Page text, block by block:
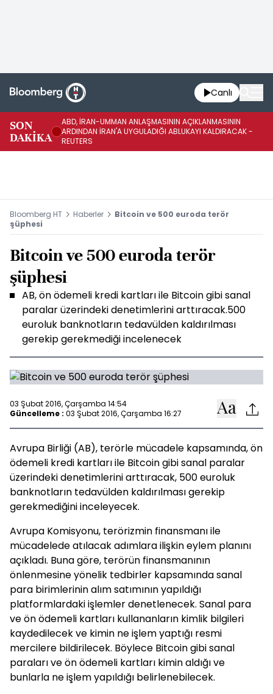
Canlı
SON
DAKİKA
ABD, İRAN-UMMAN ANLAŞMASININ AÇIKLANMASININ
ARDINDAN İRAN'A UYGULADIĞI ABLUKAYI KALDIRACAK -
REUTERS
Bloomberg HT Haberler
Bitcoin ve 500 euroda terör
şüphesi
Bitcoin ve 500 euroda terör
şüphesi
AB, ön ödemeli kredi kartları ile Bitcoin gibi sanal
paralar üzerindeki denetimlerini arttıracak.500
euroluk banknotların tedavülden kaldırılması
gerekip gerekmediği incelenecek
03 Şubat 2016, Çarşamba 14:54
Güncelleme : 03 Şubat 2016, Çarşamba 16:27
Avrupa Birliği (AB), terörle mücadele kapsamında, ön
ödemeli kredi kartları ile Bitcoin gibi sanal paralar
üzerindeki denetimlerini arttıracak, 500 euroluk
banknotların tedavülden kaldırılması gerekip
gerekmediğini inceleyecek.
Avrupa Komisyonu, terörizmin finansmanı ile
mücadelede atılacak adımlara ilişkin eylem planını
açıkladı. Buna göre, terörün finansmanının
önlenmesine yönelik tedbirler kapsamında sanal
para birimlerinin alım satımının yapıldığı
platformlardaki işlemler denetlenecek. Sanal para
ve ön ödemeli kartları kullananların kimlik bilgileri
kaydedilecek ve kimin ne işlem yaptığı resmi
mercilere bildirilecek. Böylece Bitcoin gibi sanal
paraları ve ön ödemeli kartları kimin aldığı ve
bunlarla ne işlem yapıldığı belirlenebilecek.